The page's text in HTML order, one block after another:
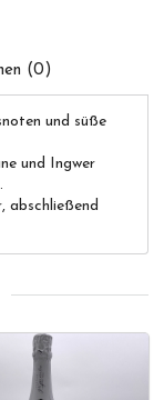
(0)
und süße
und Ingwer
abschließend